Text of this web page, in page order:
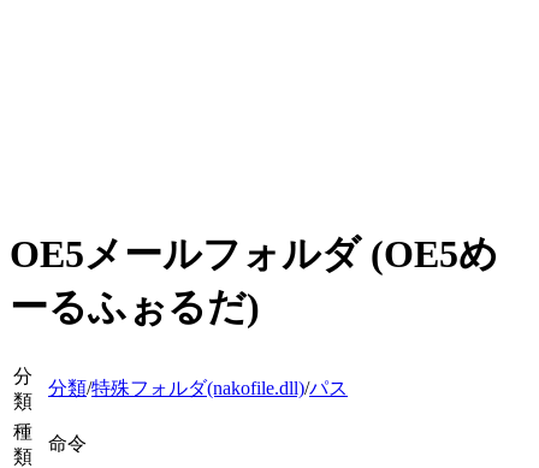
OE5メールフォルダ (OE5め
ーるふぉるだ)
分
類
分類/特殊フォルダ(nakofile.dll)/パス
種
類
命令